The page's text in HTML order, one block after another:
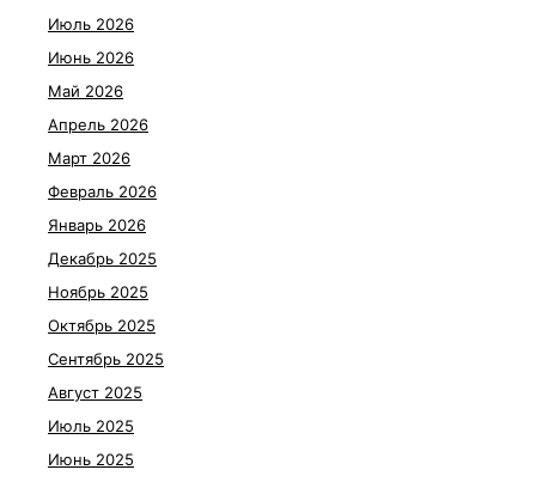
Июль 2026
Июнь 2026
Май 2026
Апрель 2026
Март 2026
Февраль 2026
Январь 2026
Декабрь 2025
Ноябрь 2025
Октябрь 2025
Сентябрь 2025
Август 2025
Июль 2025
Июнь 2025